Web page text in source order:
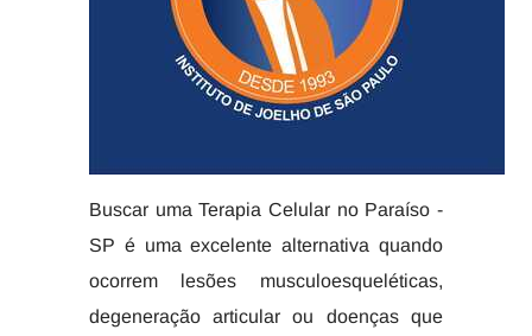
Buscar uma Terapia Celular no Paraíso -
SP é uma excelente alternativa quando
ocorrem lesões musculoesqueléticas,
degeneração articular ou doenças que